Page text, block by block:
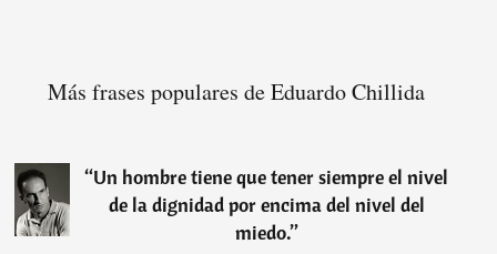
Más frases populares de Eduardo Chillida
“Un hombre tiene que tener siempre el nivel
de la dignidad por encima del nivel del
miedo.”